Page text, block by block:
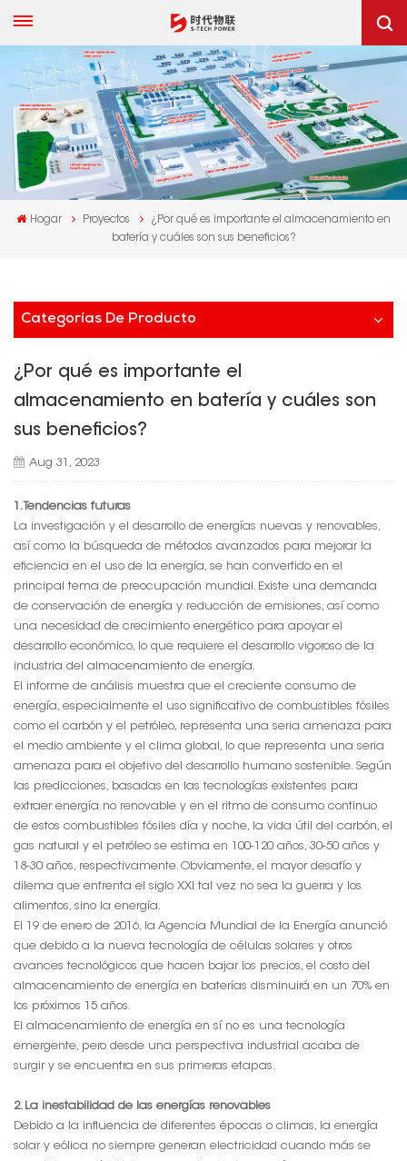
Hogar Proyectos
¿Por qué es importante el almacenamiento en
batería y cuáles son sus beneficios?
Categorías De Producto
¿Por qué es importante el
almacenamiento en batería y cuáles son
sus beneficios?
Aug 31, 2023
1. Tendencias futuras
La investigación y el desarrollo de energías nuevas y renovables,
así como la búsqueda de métodos avanzados para mejorar la
eficiencia en el uso de la energía, se han convertido en el
principal tema de preocupación mundial. Existe una demanda
de conservación de energía y reducción de emisiones, así como
una necesidad de crecimiento energético para apoyar el
desarrollo económico, lo que requiere el desarrollo vigoroso de la
industria del almacenamiento de energía.
El informe de análisis muestra que el creciente consumo de
energía, especialmente el uso significativo de combustibles fósiles
como el carbón y el petróleo, representa una seria amenaza para
el medio ambiente y el clima global, lo que representa una seria
amenaza para el objetivo del desarrollo humano sostenible. Según
las predicciones, basadas en las tecnologías existentes para
extraer energía no renovable y en el ritmo de consumo continuo
de estos combustibles fósiles día y noche, la vida útil del carbón, el
gas natural y el petróleo se estima en 100-120 años, 30-50 años y
18-30 años, respectivamente. Obviamente, el mayor desafío y
dilema que enfrenta el siglo XXI tal vez no sea la guerra y los
alimentos, sino la energía.
El 19 de enero de 2016, la Agencia Mundial de la Energía anunció
que debido a la nueva tecnología de células solares y otros
avances tecnológicos que hacen bajar los precios, el costo del
almacenamiento de energía en baterías disminuirá en un 70% en
los próximos 15 años.
El almacenamiento de energía en sí no es una tecnología
emergente, pero desde una perspectiva industrial acaba de
surgir y se encuentra en sus primeras etapas.
2. La inestabilidad de las energías renovables
Debido a la influencia de diferentes épocas o climas, la energía
solar y eólica no siempre generan electricidad cuando más se